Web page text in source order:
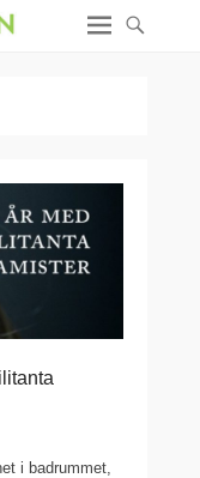
i badrummet,